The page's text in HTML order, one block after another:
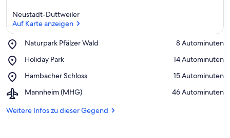
Neustadt-Duttweiler
Auf Karte anzeigen
Naturpark Pfälzer Wald
Place,
Pfälzer
‪8 Autominuten‬
Holiday Park
Place,
Park
‪14 Autominuten‬
Hambacher Schloss
Place,
Schloss
‪15 Autominuten‬
Mannheim (MHG)
Airport,
(MHG)
‪46 Autominuten‬
Weitere Infos zu dieser Gegend